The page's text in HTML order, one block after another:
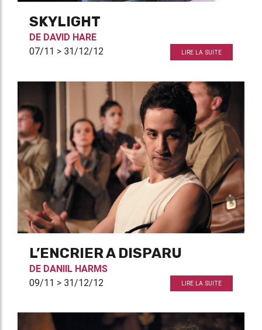
SKYLIGHT
DE DAVID HARE
07/11 > 31/12/12
LIRE LA SUITE
L’ENCRIER A DISPARU
DE DANIIL HARMS
09/11 > 31/12/12
LIRE LA SUITE